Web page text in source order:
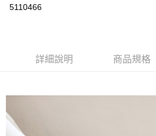
AFTEE先享後付
便利好安心！
１．於結帳方式選擇「AFTEE先享後付」後
結帳頁面，進行簡訊認證並確認金額後，即可
付款後全家取貨
5110466
詳細說明 商品規格